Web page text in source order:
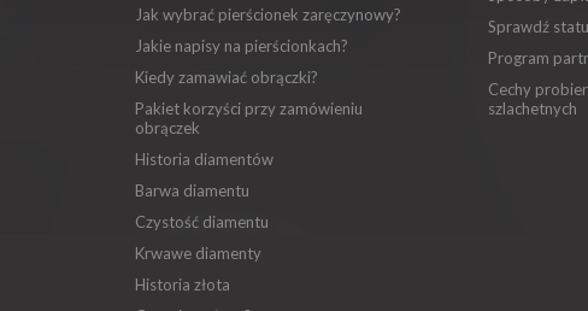
Jak wybrać pierścionek zaręczynowy?
Jakie napisy na pierścionkach?
Kiedy zamawiać obrączki?
Pakiet korzyści przy zamówieniu
obrączek
Historia diamentów
Barwa diamentu
Czystość diamentu
Krwawe diamenty
Historia złota
Sprawdź
Program
Cechy
szlachetnych